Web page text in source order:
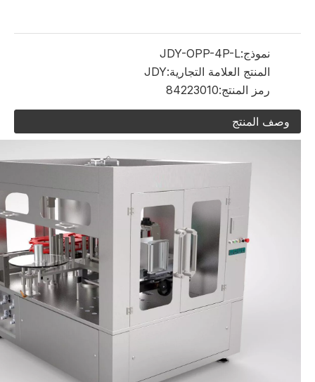
نموذج:JDY-OPP-4P-L
المنتج العلامة التجارية:JDY
رمز المنتج:84223010
وصف المنتج